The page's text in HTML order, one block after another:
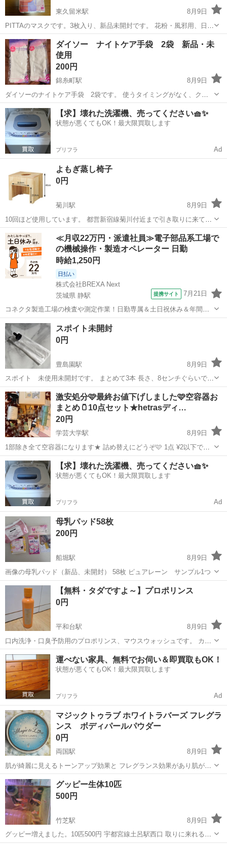
東久留米駅
8月9日
PITTAのマスクです。3枚入り、新品未開封です。 花粉・風邪用、日本
製です。 抗菌、UVカットです。 8/17までの出品です。
東京 東久留米市 東久留米駅 その他
ダイソー ナイトケア手袋 2袋 新品・未
使用
200円
錦糸町駅
8月9日
ダイソーのナイトケア手袋 2袋です。 使うタイミングがなく、クロ
ーゼットにしまっておりました。 この商品はすでに販売終了している
ようです。 本所消防署付近でのお渡し希望です。
東京 墨田区 錦糸町駅 その他 ダイソー
【求】壊れた洗濯機、売ってください🧺✨
状態が悪くてもOK！最大限買取します
プリフラ Ad
よもぎ蒸し椅子
0円
菊川駅
8月9日
10回ほど使用しています。 都営新宿線菊川付近まで引き取りに来て頂
ける方でお願いします。 状態は良く、カビ等もありません。 コーティ
ングされているため、これまでの水染み等もございません。
東京 墨田区 菊川駅 その他
≪月収22万円・派遣社員≫電子部品系工場で
の機械操作・製造オペレーター 日勤
時給1,250円
日払い
株式会社BREXA Next
茨城県 静駅
提携サイト 7月21日
コネクタ製造工場の検査や測定作業！日勤専属＆土日祝休み＆年間休
日128日★クリーンルーム内作業★マイカー通勤OK＆無料駐車場あり
★就業先食堂利用可！日払い制度あり！《茨城県常陸大宮市》 人気の
工場のお仕事 ◇コネクタ製造工...
茨城 常陸大宮市 静駅 その他
スポイト未開封
0円
豊島園駅
8月9日
スポイト 未使用未開封です。 まとめて3本 長さ、8センチぐらいで
す。(袋の外から側からの採寸です。 写真撮る為１つ袋から出してま
す。 ※取りに来て頂ける方宜しくお願い致します。 豊島園駅、大江戸
線a2 出口、 西武線豊島...
東京 練馬区 豊島園駅 その他
激安処分🩷最終お値下げしました🩷空容器お
まとめ🫙10点セット★hetrasディ…
20円
学芸大学駅
8月9日
1部除き全て空容器になります★ 詰め替えにどうぞ🩷 1点 ¥2以下です
✨😆 ✅PINKGHOST ガラス容器 2点 オーガニックヘアオイルが入って
いた 容器になります。 ✅LANVIN エクラドゥ アルページュ香水ボト...
東京 目黒区 学芸大学駅 その他
【求】壊れた洗濯機、売ってください🧺✨
状態が悪くてもOK！最大限買取します
プリフラ Ad
母乳パッド58枚
200円
船堀駅
8月9日
画像の母乳パッド（新品、未開封） 58枚 ピュアレーン サンプル1つ
東京 江戸川区 船堀駅 その他 パッド
【無料・タダですよ～】プロポリンス
0円
平和台駅
8月9日
口内洗浄・口臭予防用のプロポリンス、マウスウォッシュです。 カッ
プに分けて1回だけ使っています。 9割以上は残っています。 直接口を
つけてはいませんが開封済みであることを気にしない人向けです。 ※
他に出品している有料のも...
東京 練馬区 平和台駅 その他 タダ
運べない家具、無料でお伺い＆即買取もOK！
状態が悪くてもOK！最大限買取します
プリフラ Ad
マジックトゥラブ ホワイトラバーズ フレグラ
ンス ボディパールパウダー
0円
両国駅
8月9日
肌が綺麗に見えるトーンアップ効果と フレグランス効果があり肌がさ
らさらになるので 夏に肩出しの服を着る方におすすめです🌷 ドレス着
用の際に2回使用しました、 デコルテに付けていたのみなので綺麗な
状態です。 残量も9割あると...
東京 墨田区 両国駅 その他
グッピー生体10匹
500円
竹芝駅
8月9日
グッピー増えました。10匹500円 宇都宮線土呂駅西口 取りに来れるか